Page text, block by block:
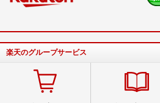
楽天のグループサービス